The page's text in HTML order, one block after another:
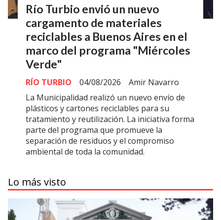
Río Turbio envió un nuevo
cargamento de materiales
reciclables a Buenos Aires en el
marco del programa "Miércoles
Verde"
Amir Navarro
RÍO TURBIO
04/08/2026
La Municipalidad realizó un nuevo envío de
plásticos y cartones reciclables para su
tratamiento y reutilización. La iniciativa forma
parte del programa que promueve la
separación de residuos y el compromiso
ambiental de toda la comunidad.
Lo más visto